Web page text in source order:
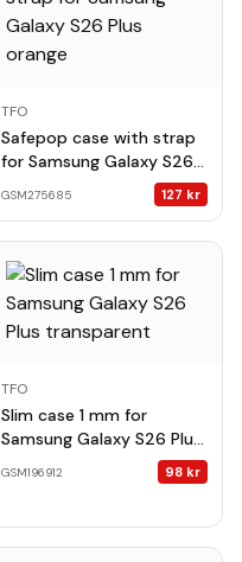
TFO
Safepop case with strap
for Samsung Galaxy S26
GSM275685 127 kr
TFO
Slim case 1 mm for
Samsung Galaxy S26 Plus
GSM196912 98 kr